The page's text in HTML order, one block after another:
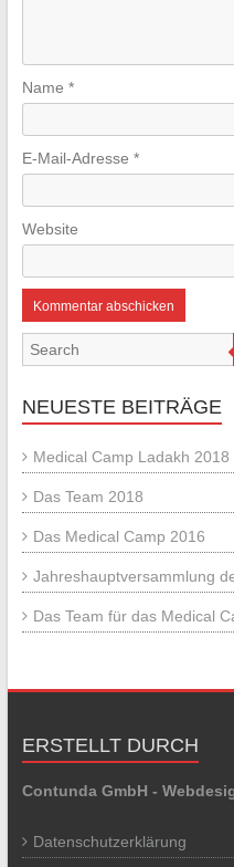
Name *
E-Mail-Adresse *
Website
NEUESTE BEITRÄGE
Medical Camp Ladakh 2018
Das Team 2018
Das Medical Camp 2016
Jahreshauptversammlung
Das Team für das Medical
ERSTELLT DURCH
Contunda GmbH -
Datenschutzerklärung